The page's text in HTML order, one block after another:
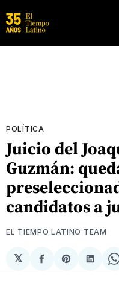
POLÍTICA
Juicio del
Guzmán:
candidatos a
EL TIEMPO LATINO TEAM
𝕏
Compartir
en
Share
on
en